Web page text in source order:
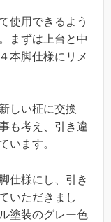
使用できるよう
まずは上台と中
本脚仕様にリメ
しい柾に交換
も考え、引き違
います。
仕様にし、引き
いただきまし
塗装のグレー色